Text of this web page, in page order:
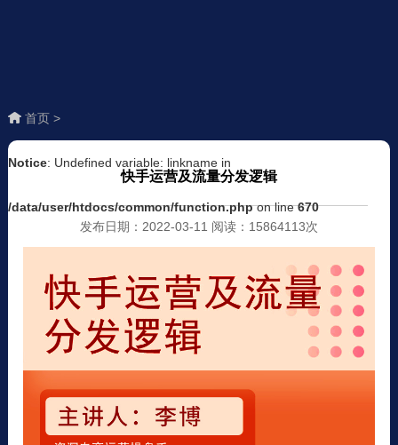
首页 >
Notice: Undefined variable: linkname in
/data/user/htdocs/common/function.phpon line670
快手运营及流量分发逻辑
发布日期：2022-03-11 阅读：15864113次